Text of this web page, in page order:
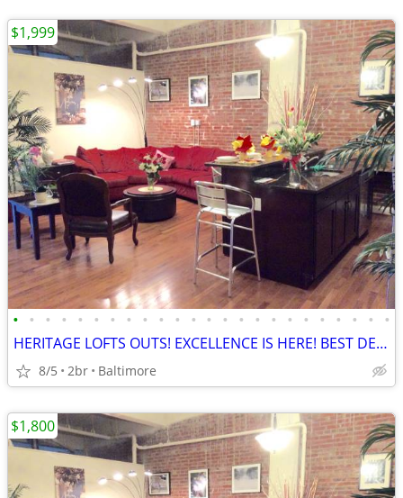
• • • • • • • • • • • • • • • • • • • • • • • •
HERITAGE LOFTS OUTS! EXCELLENCE IS HERE! BEST DEALS! 21201
8/5 2br Baltimore
$1,999
$1,800